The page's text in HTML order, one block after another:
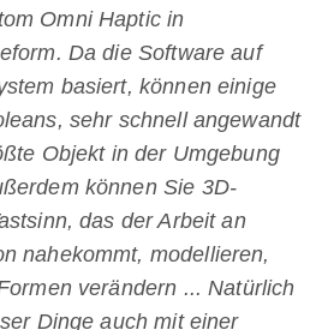
Omni Haptic in
Da die Software auf
basiert, können einige
sehr schnell angewandt
Objekt in der Umgebung
können Sie 3D-
das der Arbeit an
nahekommt, modellieren,
verändern ... Natürlich
Dinge auch mit einer